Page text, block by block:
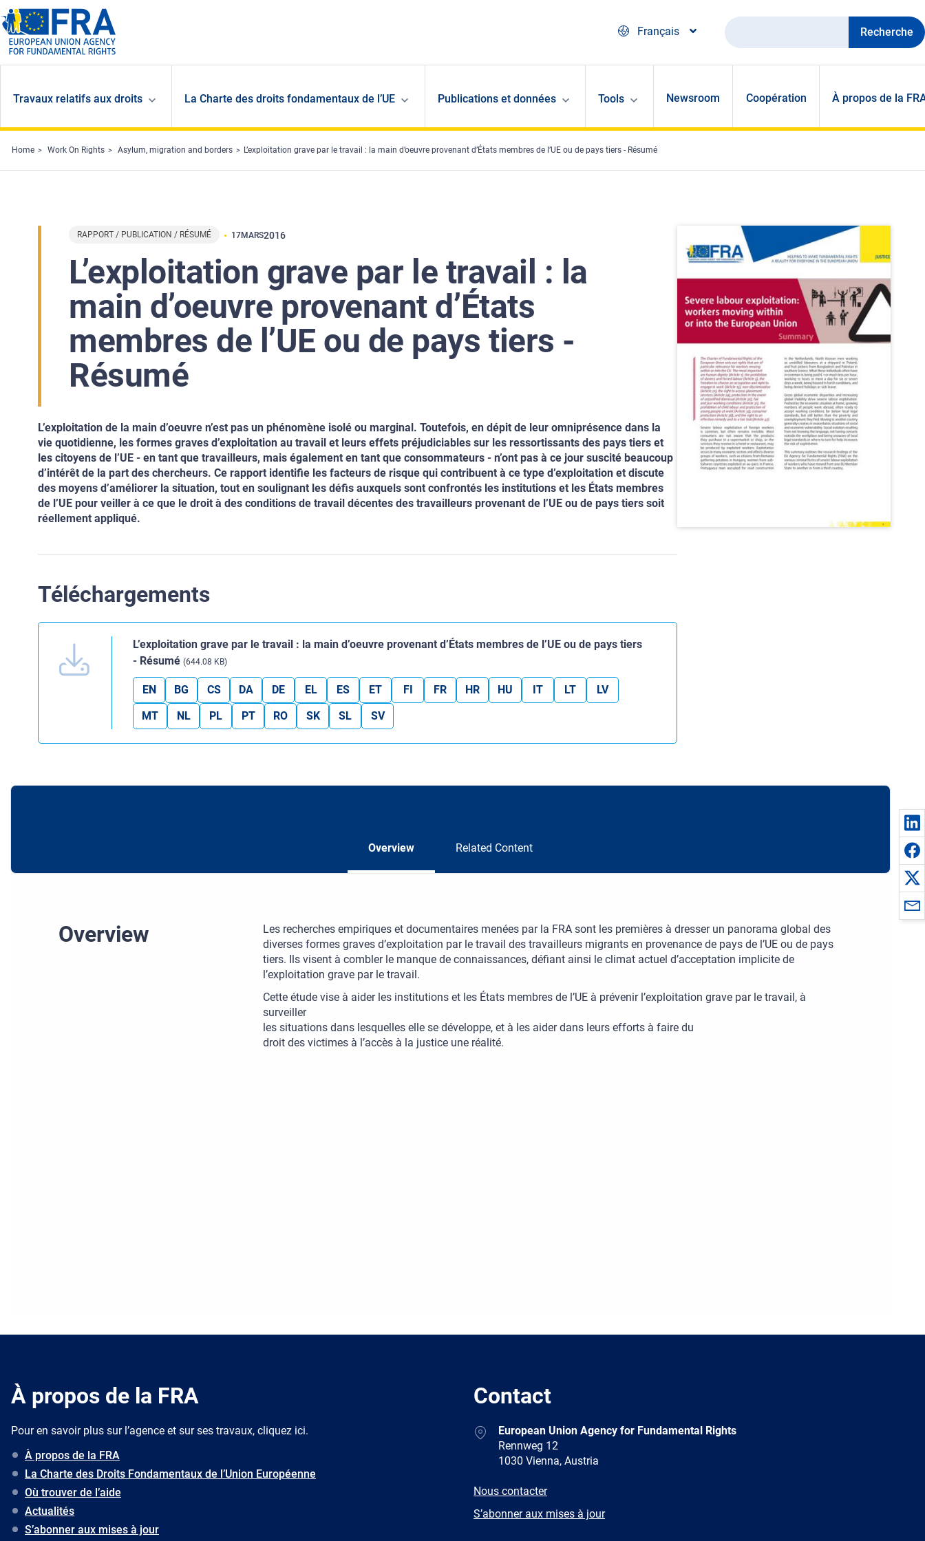
Skip to main content
Français
Recherche
Travaux relatifs aux droits La Charte des droits fondamentaux de l’UE Publications et données Tools Newsroom Coopération À propos de la
Home Work On Rights Asylum, migration and borders L’exploitation grave par le travail : la main d’oeuvre provenant d’États membres de l’UE ou de pays tiers - Résumé
RAPPORT / PUBLICATION / RÉSUMÉ 17MARS2016
L’exploitation grave par le travail : la
main d’oeuvre provenant d’États
membres de l’UE ou de pays tiers -
Résumé
L’exploitation de la main d’oeuvre n’est pas un phénomène isolé ou marginal. Toutefois, en dépit de leur omniprésence dans la
vie quotidienne, les formes graves d’exploitation au travail et leurs effets préjudiciables sur les ressortissants des pays tiers et
les citoyens de l’UE - en tant que travailleurs, mais également en tant que consommateurs - n’ont pas à ce jour suscité beaucoup
d’intérêt de la part des chercheurs. Ce rapport identifie les facteurs de risque qui contribuent à ce type d’exploitation et discute
des moyens d’améliorer la situation, tout en soulignant les défis auxquels sont confrontés les institutions et les États membres
de l’UE pour veiller à ce que le droit à des conditions de travail décentes des travailleurs provenant de l’UE ou de pays tiers soit
réellement appliqué.
Téléchargements
L’exploitation grave par le travail : la main d’oeuvre provenant d’États membres de l’UE ou de pays tiers
- Résumé (644.08 KB)
EN BG CS DA DE EL ES ET FI FR HR HU IT LT
LV
MT
NL PL PT RO SK SL SV
Overview Related Content
Overview
Les recherches empiriques et documentaires menées par la FRA sont les premières à dresser un panorama global des
diverses formes graves d’exploitation par le travail des travailleurs migrants en provenance de pays de l’UE ou de pays
tiers. Ils visent à combler le manque de connaissances, défiant ainsi le climat actuel d’acceptation implicite de
l’exploitation grave par le travail.
Cette étude vise à aider les institutions et les États membres de l’UE à prévenir l’exploitation grave par le travail, à
surveiller
les situations dans lesquelles elle se développe, et à les aider dans leurs efforts à faire du
droit des victimes à l’accès à la justice une réalité.
À propos de la FRA
Pour en savoir plus sur l’agence et sur ses travaux, cliquez ici.
À propos de la FRA
La Charte des Droits Fondamentaux de l’Union Européenne
Où trouver de l’aide
Actualités
S’abonner aux mises à jour
Contact
AddressEuropean Union Agency for Fundamental Rights
Rennweg 12
1030 Vienna, Austria
E-
Nous contacter
Newsletter
S’abonner aux mises à jour